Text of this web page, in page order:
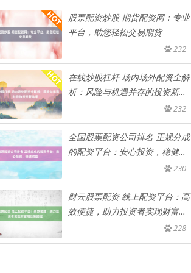
股票配资炒股 期货配资网：专业
平台，助您轻松交易期货
232
在线炒股杠杆 场内场外配资全解
析：风险与机遇并存的投资新选
232
全国股票配资公司排名 正规分成
的配资平台：安心投资，稳健收
230
财云股票配资 线上配资平台：高
效便捷，助力投资者实现财富增
228